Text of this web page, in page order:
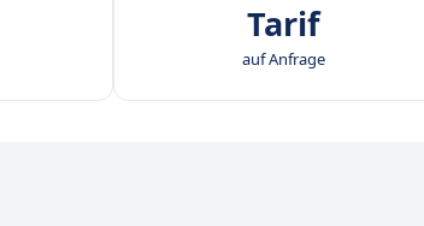
Tarif
auf Anfrage